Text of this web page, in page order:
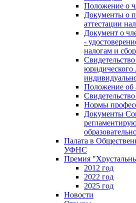
Положение о
Документы о
аттестации
Документ о
-
налогам и
юридического
Положение об
Нормы
Документы
Палата в
УФНС
Премия
2012 год
2022 год
2025 год
Новости